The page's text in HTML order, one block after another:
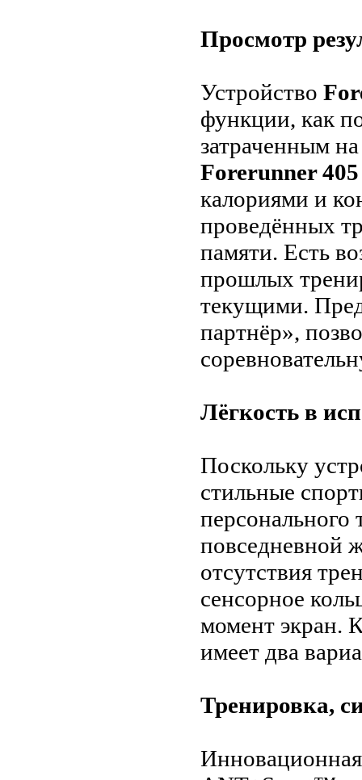
Просмотр
Устройство
функции, как
затраченным
Forerunner 405
калориями и
проведённых
памяти. Есть
прошлых
текущими.
партнёр»,
Лёгкость в
Поскольку
стильные
персонального
повседневной
отсутствия
сенсорное
момент экран.
имеет два
Тренировка,